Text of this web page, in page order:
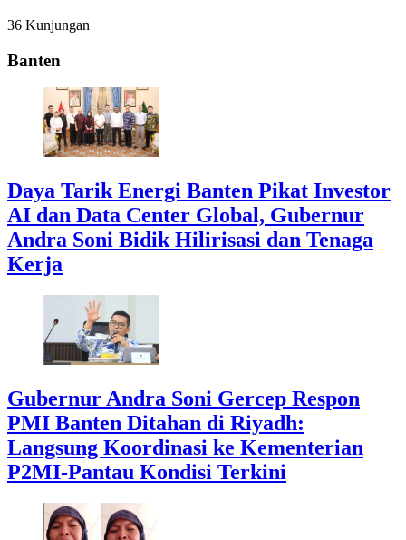
36 Kunjungan
Banten
Daya Tarik Energi Banten Pikat Investor
AI dan Data Center Global, Gubernur
Andra Soni Bidik Hilirisasi dan Tenaga
Kerja
Gubernur Andra Soni Gercep Respon
PMI Banten Ditahan di Riyadh:
Langsung Koordinasi ke Kementerian
P2MI-Pantau Kondisi Terkini